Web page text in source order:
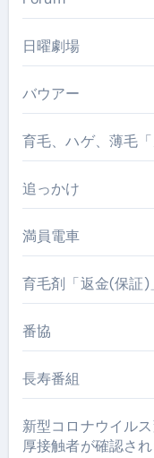
日曜劇場
バウアー
育毛、ハゲ、薄毛
追っかけ
満員電車
育毛剤「返金(保証)
番協
長寿番組
新型コロナウイル
厚接触者が確認され